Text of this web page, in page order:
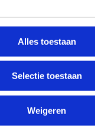
Alles toestaan
Selectie toestaan
Weigeren
SPORTBONDEN
en